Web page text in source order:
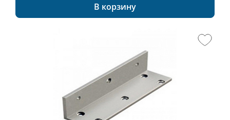
В корзину